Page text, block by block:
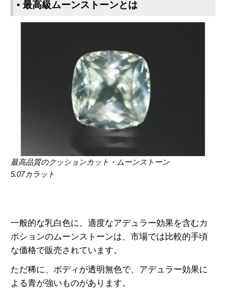
• 最高級ムーンストーンとは
最高品質のクッションカット・ムーンストーン
5.07カラット
一般的な乳白色に、適度なアデュラー効果を含むカ
ボションのムーンストーンは、市場では比較的手頃
な価格で販売されています。
ただ稀に、ボディが透明無色で、アデュラー効果に
よる青が強いものがあります。